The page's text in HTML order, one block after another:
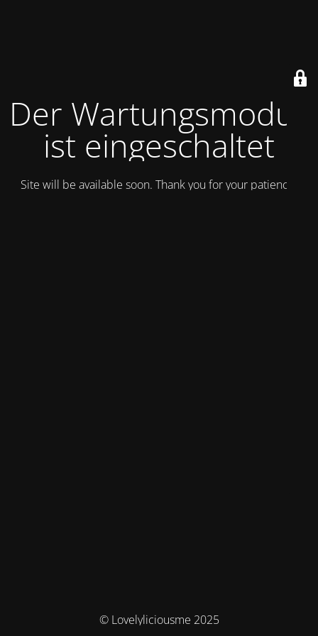
Der Wartungsmodus
ist eingeschaltet
Site will be available soon. Thank you for your patience!
© Lovelyliciousme 2025